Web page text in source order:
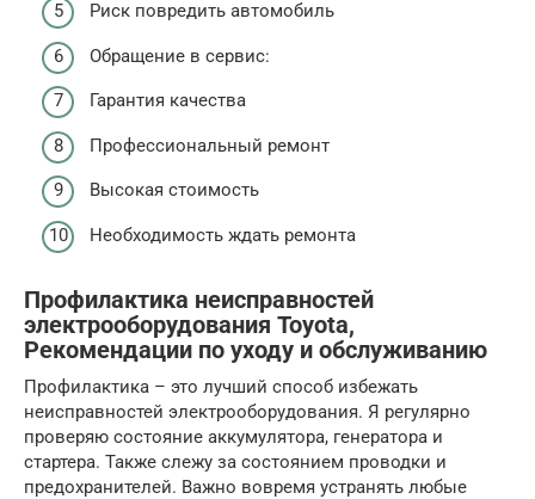
Риск повредить автомобиль
Обращение в сервис:
Гарантия качества
Профессиональный ремонт
Высокая стоимость
Необходимость ждать ремонта
Профилактика неисправностей
электрооборудования Toyota,
Рекомендации по уходу и обслуживанию
Профилактика – это лучший способ избежать
неисправностей электрооборудования. Я регулярно
проверяю состояние аккумулятора, генератора и
стартера. Также слежу за состоянием проводки и
предохранителей. Важно вовремя устранять любые